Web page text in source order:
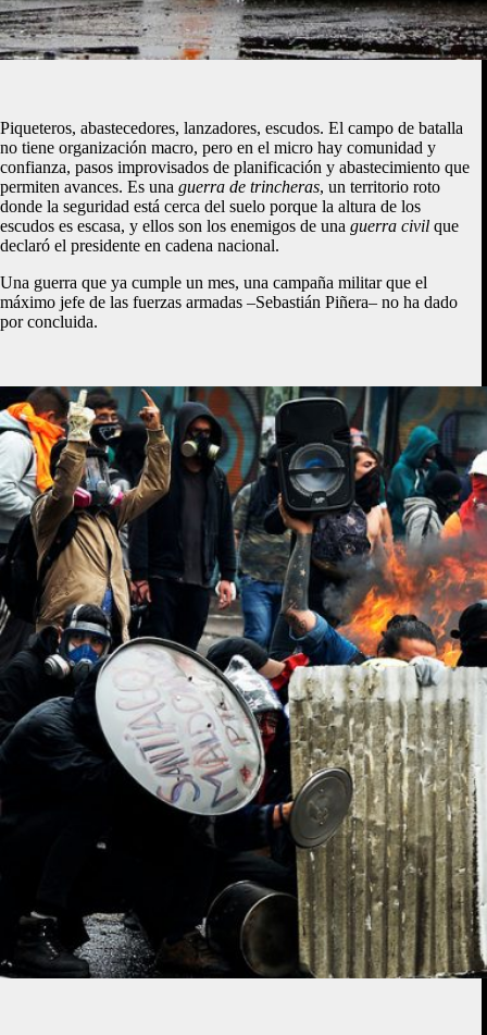
Piqueteros, abastecedores, lanzadores, escudos. El campo de batalla
no tiene organización macro, pero en el micro hay comunidad y
confianza, pasos improvisados de planificación y abastecimiento que
permiten avances. Es una guerra de trincheras, un territorio roto
donde la seguridad está cerca del suelo porque la altura de los
escudos es escasa, y ellos son los enemigos de una guerra civil que
declaró el presidente en cadena nacional.
Una guerra que ya cumple un mes, una campaña militar que el
máximo jefe de las fuerzas armadas –Sebastián Piñera– no ha dado
por concluida.